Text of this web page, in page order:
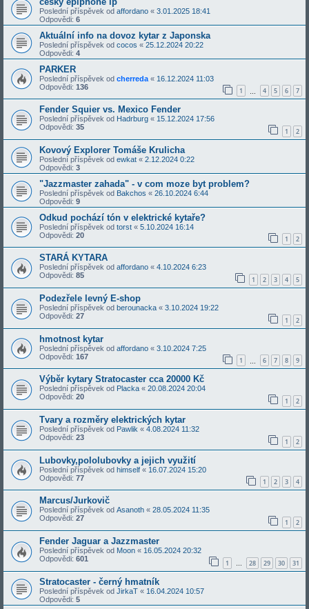
Poslední příspěvek od affordano « 3.01.2025 18:41
Odpovědi: 6
Aktuální info na dovoz kytar z Japonska
Poslední příspěvek od cocos « 25.12.2024 20:22
Odpovědi: 4
PARKER
Poslední příspěvek od cherreda « 16.12.2024 11:03
Odpovědi: 136 1 4 5 6 7
Fender Squier vs. Mexico Fender
Poslední příspěvek od Hadrburg « 15.12.2024 17:56
Odpovědi: 35 1 2
Kovový Explorer Tomáše Krulicha
Poslední příspěvek od ewkat « 2.12.2024 0:22
Odpovědi: 3
"Jazzmaster zahada" - v com moze byt problem?
Poslední příspěvek od Bakchos « 26.10.2024 6:44
Odpovědi: 9
Odkud pochází tón v elektrické kytaře?
Poslední příspěvek od torst « 5.10.2024 16:14
Odpovědi: 20 1 2
STARÁ KYTARA
Poslední příspěvek od affordano « 4.10.2024 6:23
Odpovědi: 85 1 2 3 4 5
Podezřele levný E-shop
Poslední příspěvek od berounacka « 3.10.2024 19:22
Odpovědi: 27 1 2
hmotnost kytar
Poslední příspěvek od affordano « 3.10.2024 7:25
Odpovědi: 167 1 6 7 8 9
Výběr kytary Stratocaster cca 20000 Kč
Poslední příspěvek od Placka « 20.08.2024 20:04
Odpovědi: 20 1 2
Tvary a rozměry elektrických kytar
Poslední příspěvek od Pawlik « 4.08.2024 11:32
Odpovědi: 23 1 2
Lubovky,pololubovky a jejich využití
Poslední příspěvek od himself « 16.07.2024 15:20
Odpovědi: 77 1 2 3 4
Marcus/Jurkovič
Poslední příspěvek od Asanoth « 28.05.2024 11:35
Odpovědi: 27 1 2
Fender Jaguar a Jazzmaster
Poslední příspěvek od Moon « 16.05.2024 20:32
Odpovědi: 601 1 … 28 29 30 31
Stratocaster - černý hmatník
Poslední příspěvek od JirkaT « 16.04.2024 10:57
Odpovědi: 5